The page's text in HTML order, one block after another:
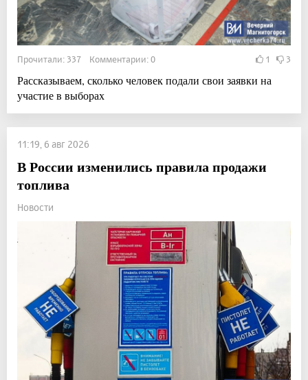
Прочитали: 337 Комментарии: 0 1 3
Рассказываем, сколько человек подали свои заявки на
участие в выборах
11:19, 6 авг 2026
В России изменились правила продажи
топлива
Новости